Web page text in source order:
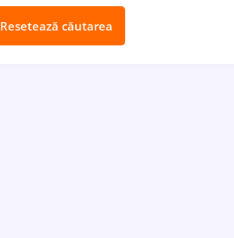
Resetează căutarea